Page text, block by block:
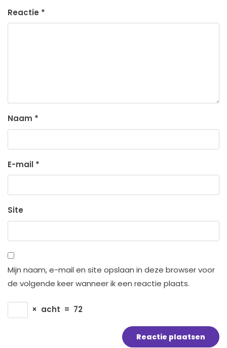
Reactie *
Naam *
E-mail *
Site
Mijn naam, e-mail en site opslaan in deze browser voor
de volgende keer wanneer ik een reactie plaats.
× acht = 72